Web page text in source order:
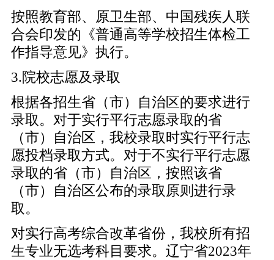
按照教育部、原卫生部、中国残疾人联
合会印发的《普通高等学校招生体检工
作指导意见》执行。
3.院校志愿及录取
根据各招生省（市）自治区的要求进行
录取。对于实行平行志愿录取的省
（市）自治区，我校录取时实行平行志
愿投档录取方式。对于不实行平行志愿
录取的省（市）自治区，按照该省
（市）自治区公布的录取原则进行录
取。
对实行高考综合改革省份，我校所有招
生专业无选考科目要求。辽宁省2023年